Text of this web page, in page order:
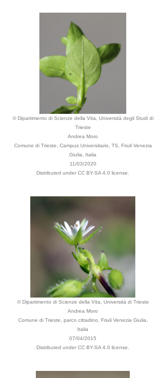
© Dipartimento di Scienze della Vita, Università degli Studi di
Trieste
Andrea Moro
Comune di Trieste, Campus Universitario, TS, Friuli Venezia
Giulia, Italia
11/03/2020
Distributed under CC BY-SA 4.0 license.
© Dipartimento di Scienze della Vita, Università di Trieste
Andrea Moro
Comune di Trieste, parco cittadino, Friuli Venezia Giulia,
Italia
07/04/2015
Distributed under CC BY-SA 4.0 license.